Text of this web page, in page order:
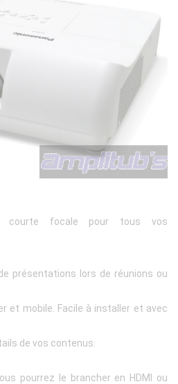
courte focale pour tous vos
présentations lors de réunions ou
et mobile. Facile à installer et avec
de vos contenus.
pourrez le brancher en HDMI ou